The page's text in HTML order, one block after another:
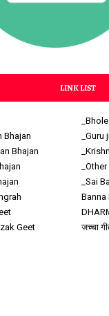
LINK LIST
Bhajan
_Guru
Bhajan
_Sai
Banna
Geet
जच्चा